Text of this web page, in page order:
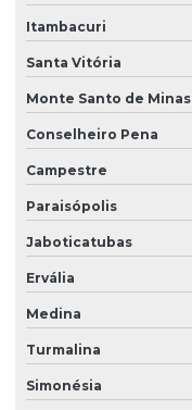
Itambacuri
Santa Vitória
Monte Santo de Minas
Conselheiro Pena
Campestre
Paraisópolis
Jaboticatubas
Ervália
Medina
Turmalina
Simonésia